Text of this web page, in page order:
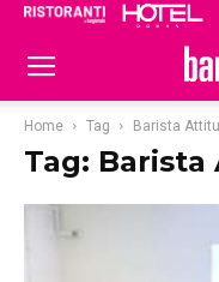
Home Tag Barista
Tag: